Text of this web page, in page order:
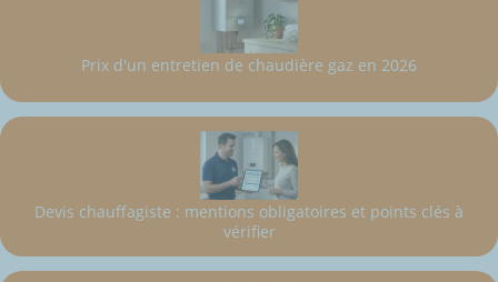
Prix d'un entretien de chaudière gaz en 2026
Devis chauffagiste : mentions obligatoires et points clés à
vérifier